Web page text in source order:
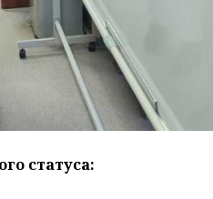
статуса: